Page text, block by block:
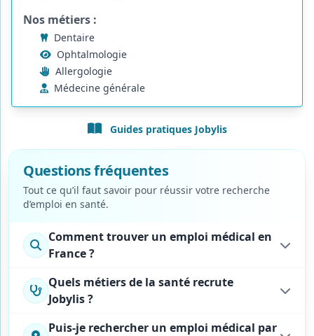
Nos métiers :
Dentaire
Ophtalmologie
Allergologie
Médecine générale
Guides pratiques Jobylis
Questions fréquentes
Tout ce qu’il faut savoir pour réussir votre recherche
d’emploi en santé.
Comment trouver un emploi médical en
France ?
Quels métiers de la santé recrute
Jobylis ?
Puis-je rechercher un emploi médical par